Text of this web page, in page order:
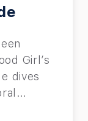
Girl’s
dives